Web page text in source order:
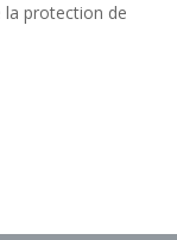
la protection de